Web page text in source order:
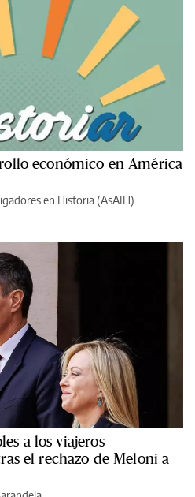
económico en América
en Historia (AsAIH)
a los viajeros
el rechazo de Meloni a